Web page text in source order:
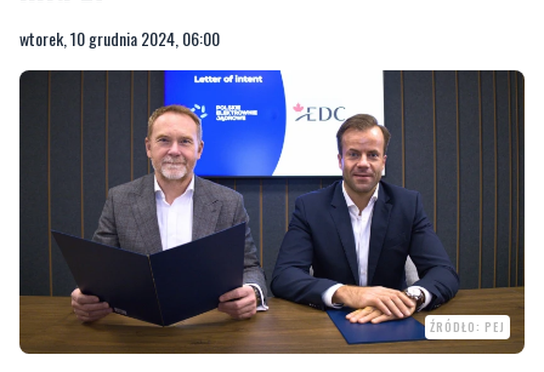
wtorek, 10 grudnia 2024, 06:00
ŹRÓDŁO: PEJ